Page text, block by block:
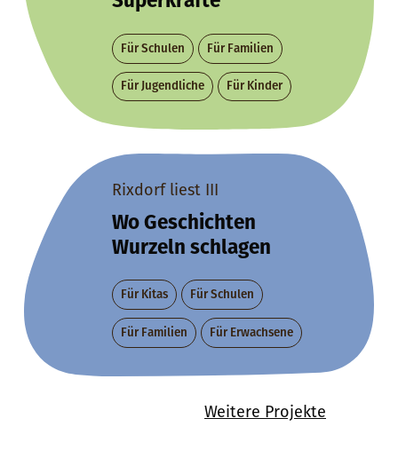
Für Schulen Für Familien
Für Jugendliche Für Kinder
Rixdorf liest III
Wo Geschichten
Wurzeln schlagen
Für Kitas Für Schulen
Für Familien Für Erwachsene
Weitere Projekte